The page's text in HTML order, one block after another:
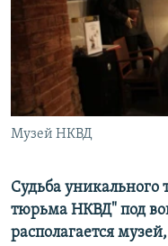
ПОДПИШИТЕСЬ НА
СОЦИАЛЬНЫЕ СЕТИ
Все сайты РСЕ/РС
Музей НКВД
Судьба уникального
тюрьма НКВД" под
располагается